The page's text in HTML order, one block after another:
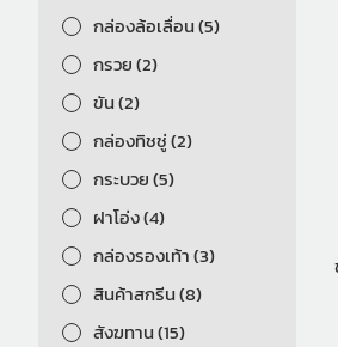
กล่องล้อเลื่อน (5)
กรวย (2)
ขัน (2)
กล่องทิชชู่ (2)
กระบวย (5)
ฝาโอ่ง (4)
กล่องรองเท้า (3)
สินค้าสกรีน (8)
สังฆทาน (15)